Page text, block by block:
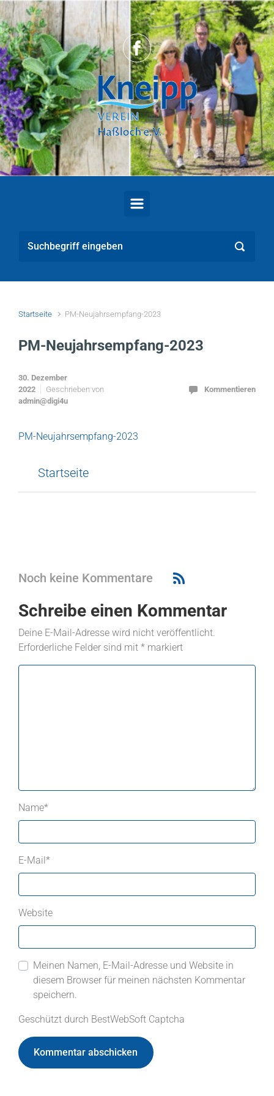
Zum Hauptinhalt springen
Startseite PM-Neujahrsempfang-2023
PM-Neujahrsempfang-2023
30. Dezember
2022
Geschrieben von
admin@digi4u
Kommentieren
PM-Neujahrsempfang-2023
Startseite
Noch keine Kommentare
Schreibe einen Kommentar
Deine E-Mail-Adresse wird nicht veröffentlicht.
Erforderliche Felder sind mit * markiert
Name*
E-Mail*
Website
Meinen Namen, E-Mail-Adresse und Website in
diesem Browser für meinen nächsten Kommentar
speichern.
Geschützt durch BestWebSoft Captcha